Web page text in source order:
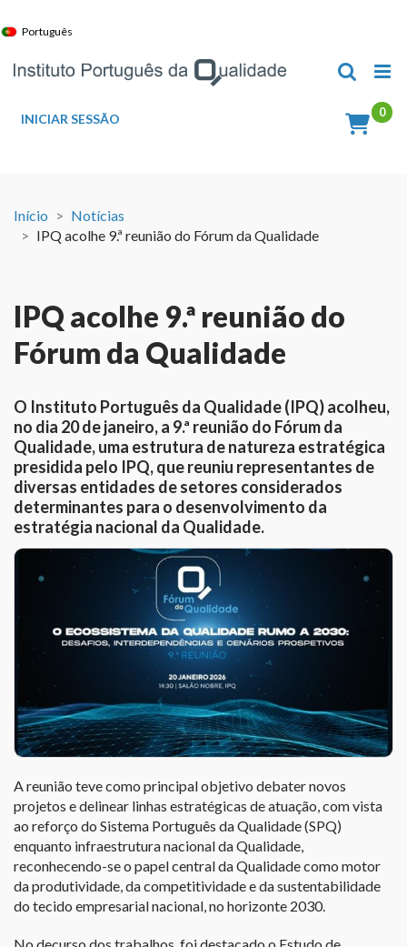
to
Português
INICIAR SESSÃO
Início
Notícias
IPQ acolhe 9.ª reunião do Fórum da Qualidade
IPQ acolhe 9.ª reunião do
Fórum da Qualidade
O Instituto Português da Qualidade (IPQ) acolheu,
no dia 20 de janeiro, a 9.ª reunião do Fórum da
Qualidade, uma estrutura de natureza estratégica
presidida pelo IPQ, que reuniu representantes de
diversas entidades de setores considerados
determinantes para o desenvolvimento da
estratégia nacional da Qualidade.
A reunião teve como principal objetivo debater novos
projetos e delinear linhas estratégicas de atuação, com vista
ao reforço do Sistema Português da Qualidade (SPQ)
enquanto infraestrutura nacional da Qualidade,
reconhecendo-se o papel central da Qualidade como motor
da produtividade, da competitividade e da sustentabilidade
do tecido empresarial nacional, no horizonte 2030.